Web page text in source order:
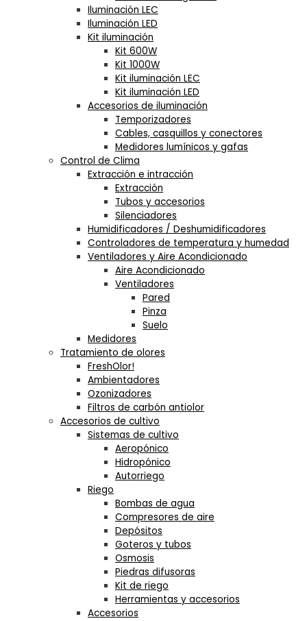
Iluminación LEC
Iluminación LED
Kit iluminación
Kit 600W
Kit 1000W
Kit iluminación LEC
Kit iluminación LED
Accesorios de iluminación
Temporizadores
Cables, casquillos y conectores
Medidores lumínicos y gafas
Control de Clima
Extracción e intracción
Extracción
Tubos y accesorios
Silenciadores
Humidificadores / Deshumidificadores
Controladores de temperatura y humedad
Ventiladores y Aire Acondicionado
Aire Acondicionado
Ventiladores
Pared
Pinza
Suelo
Medidores
Tratamiento de olores
FreshOlor!
Ambientadores
Ozonizadores
Filtros de carbón antiolor
Accesorios de cultivo
Sistemas de cultivo
Aeropónico
Hidropónico
Autorriego
Riego
Bombas de agua
Compresores de aire
Depósitos
Goteros y tubos
Osmosis
Piedras difusoras
Kit de riego
Herramientas y accesorios
Accesorios